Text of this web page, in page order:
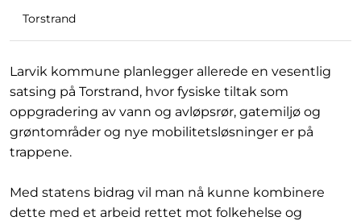
Torstrand
Larvik kommune planlegger allerede en vesentlig
satsing på Torstrand, hvor fysiske tiltak som
oppgradering av vann og avløpsrør, gatemiljø og
grøntområder og nye mobilitetsløsninger er på
trappene.
Med statens bidrag vil man nå kunne kombinere
dette med et arbeid rettet mot folkehelse og